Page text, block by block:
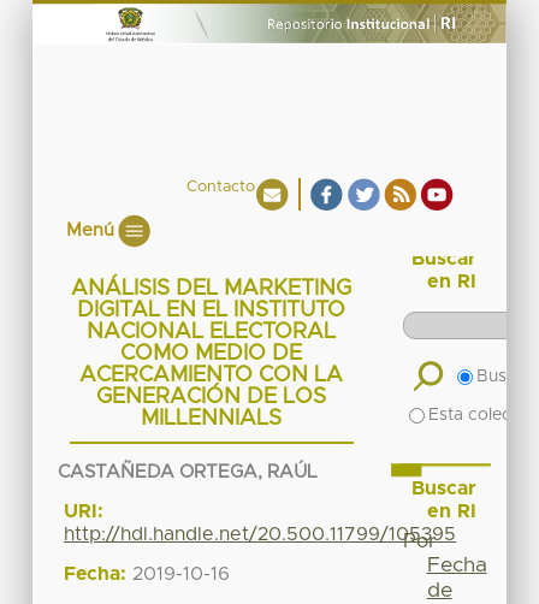
Contacto
Menú
ANÁLISIS DEL MARKETING
DIGITAL EN EL INSTITUTO
NACIONAL ELECTORAL
COMO MEDIO DE
ACERCAMIENTO CON LA
GENERACIÓN DE LOS
MILLENNIALS
CASTAÑEDA ORTEGA, RAÚL
URI:
http://hdl.handle.net/20.500.11799/105395
Fecha: 2019-10-16
Buscar
en RI
Buscar
Esta
Buscar
en RI
Por
Fecha
de